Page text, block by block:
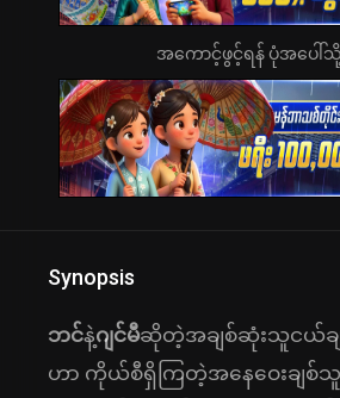
အကောင့်ဖွင့်ရန် ပုံအပေါ်သို့
Synopsis
ဘင်နဲ့ဂျင်မီဆိုတဲ့အချစ်ဆုံးသူငယ်ခ
ဟာ ကိုယ်စီရှိကြတဲ့အနေဝေးချစ်